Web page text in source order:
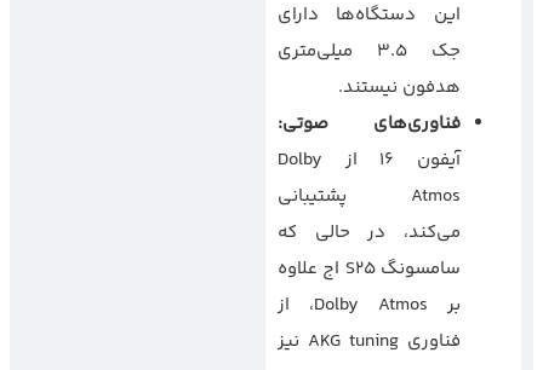
این دستگاه‌ها دارای
جک ۳.۵ میلی‌متری
هدفون نیستند.
فناوری‌های صوتی:
آیفون ۱۶ از Dolby
Atmos پشتیبانی
می‌کند، در حالی که
سامسونگ S25 اج علاوه
بر Dolby Atmos، از
فناوری AKG tuning نیز